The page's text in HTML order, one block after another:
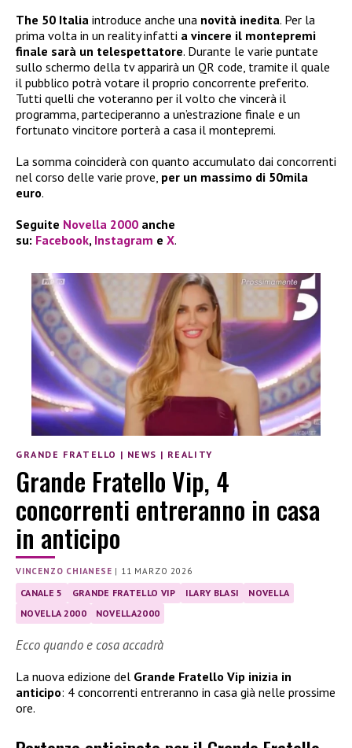
The 50 Italia introduce anche una novità inedita. Per la
prima volta in un reality infatti a vincere il montepremi
finale sarà un telespettatore. Durante le varie puntate
sullo schermo della tv apparirà un QR code, tramite il quale
il pubblico potrà votare il proprio concorrente preferito.
Tutti quelli che voteranno per il volto che vincerà il
programma, parteciperanno a un’estrazione finale e un
fortunato vincitore porterà a casa il montepremi.
La somma coinciderà con quanto accumulato dai concorrenti
nel corso delle varie prove, per un massimo di 50mila
euro.
Seguite Novella 2000 anche
su: Facebook, Instagram e X.
GRANDE FRATELLO | NEWS | REALITY
Grande Fratello Vip, 4
concorrenti entreranno in casa
in anticipo
VINCENZO CHIANESE | 11 MARZO 2026
CANALE 5 GRANDE FRATELLO VIP ILARY BLASI
NOVELLA
NOVELLA 2000
NOVELLA2000
Ecco quando e cosa accadrà
La nuova edizione del Grande Fratello Vip inizia in
anticipo: 4 concorrenti entreranno in casa già nelle prossime
ore.